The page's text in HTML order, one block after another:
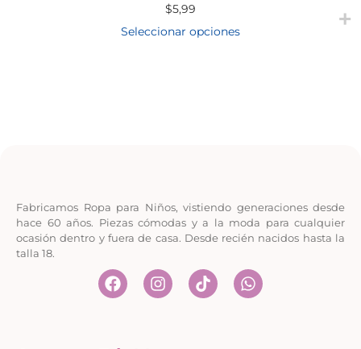
$5,99
Seleccionar opciones
Fabricamos Ropa para Niños, vistiendo generaciones desde
hace 60 años. Piezas cómodas y a la moda para cualquier
ocasión dentro y fuera de casa. Desde recién nacidos hasta la
talla 18.